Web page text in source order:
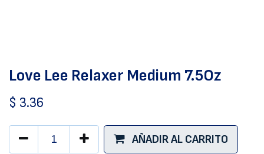
Love Lee Relaxer Medium 7.5Oz
$ 3.36
AÑADIR AL CARRITO